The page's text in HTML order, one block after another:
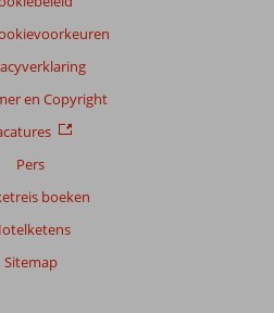
en Copyright
Pers
boeken
Sitemap